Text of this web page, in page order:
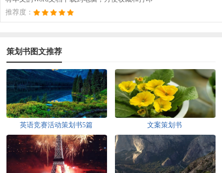
推荐度：
策划书图文推荐
英语竞赛活动策划书5篇 文案策划书